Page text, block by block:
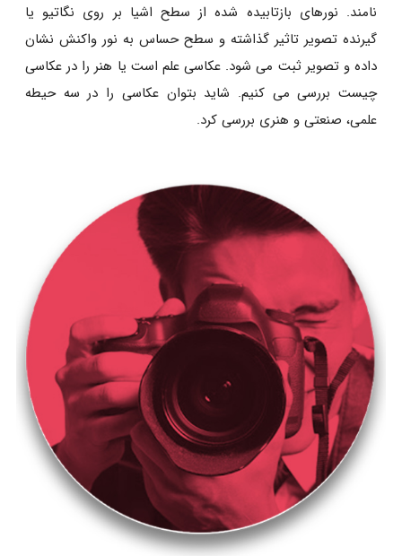
نامند. نورهای بازتابیده شده از سطح اشیا بر روی نگاتیو یا
گیرنده تصویر تاثیر گذاشته و سطح حساس به نور واکنش نشان
داده و تصویر ثبت می شود. عکاسی علم است یا هنر را در عکاسی
چیست بررسی می کنیم. شاید بتوان عکاسی را در سه حیطه
علمی، صنعتی و هنری بررسی کرد.